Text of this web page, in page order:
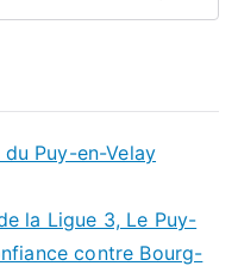
Puy-en-Velay
la Ligue 3, Le Puy-
contre Bourg-